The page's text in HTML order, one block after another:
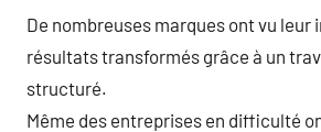
De nombreuses marques ont vu leur
résultats transformés grâce à un
structuré.
Même des entreprises en difficulté